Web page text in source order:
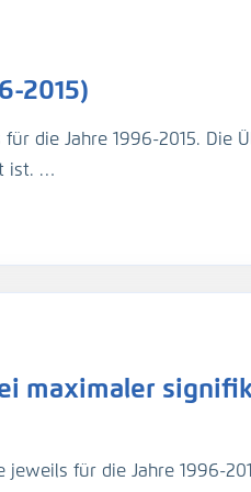
2015)
die Jahre 1996-2015. Die
ist.
(
http://wiki.baw.de/de/
UnTRIM-SediMorph-Unk, doi:
aus EasyGSH-DB, doi:
N., Fröhle, P., Kösters, F.
maximaler
für die Jahre 1996-